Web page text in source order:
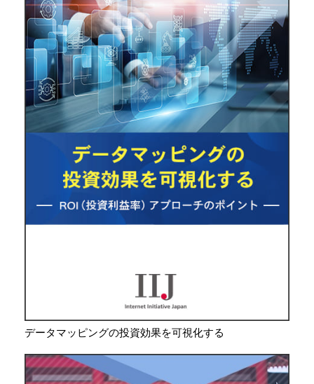
データマッピングの投資効果を可視化する